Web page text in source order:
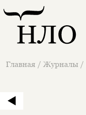
Главная / Журналы /